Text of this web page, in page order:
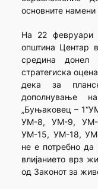
основните
На 22 февруари
општина Центар
средина донел
стратегиска
дека за
дополнување
„Буњаковец –
УМ-8, УМ-9, УМ-
УМ-15, УМ-18,
не е потребно да
влијанието врз
од Законот за